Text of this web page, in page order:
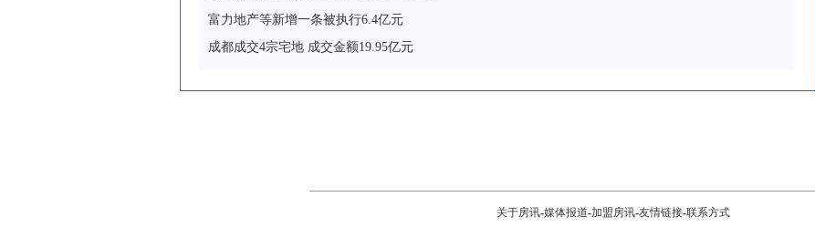
富力地产等新增一条被执行6.4亿元
成都成交4宗宅地 成交金额19.95亿元
关于房讯-媒体报道-加盟房讯-友情链接-联系方式